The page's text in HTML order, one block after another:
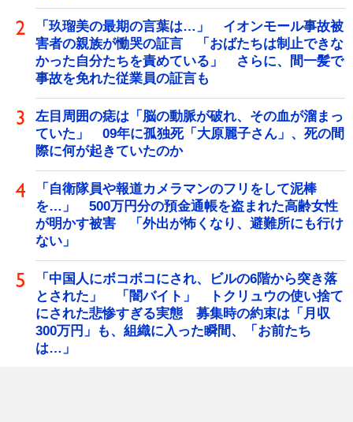
「玖瑠美の最期の言葉は…」 イオンモール事故被
害者の親族が慟哭の証言 「おばたちは制止できな
かった自分たちを責めている」 さらに、間一髪で
事故を免れた従業員の証言も
左目周囲の痣は「脳の動脈が破れ、その血が溜まっ
ていた」 09年に孤独死「大原麗子さん」、死の間
際に何が起きていたのか
「自衛隊員や報道カメラマンのフリをして泥棒
を…」 500万円分の預金通帳を盗まれた高齢女性
が明かす被害 「外出が怖くなり、避難所にも行け
ない」
「中国人にボコボコにされ、ビルの6階から突き落
とされた」 「闇バイト」 トクリュウの使い捨て
にされた悲惨すぎる実態 募集時の約束は「月収
300万円」も、組織に入った瞬間、「お前たち
は…」